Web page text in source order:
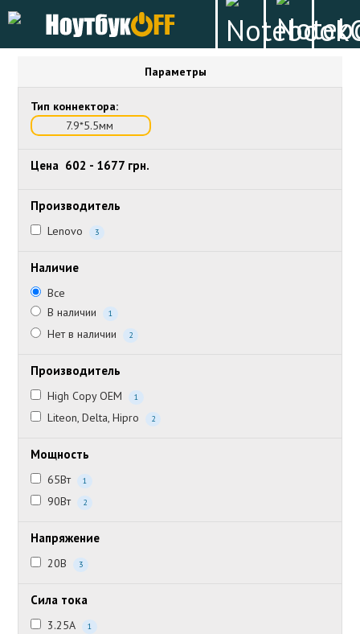
Параметры
Тип коннектора:
7.9*5.5мм
Цена 602 - 1677 грн.
Производитель
Lenovo 3
Наличие
Все
В наличии
1
Нет в наличии 2
Производитель
High Copy OEM 1
Liteon, Delta, Hipro 2
Мощность
65Вт 1
90Вт 2
Напряжение
20В 3
Сила тока
3.25А 1